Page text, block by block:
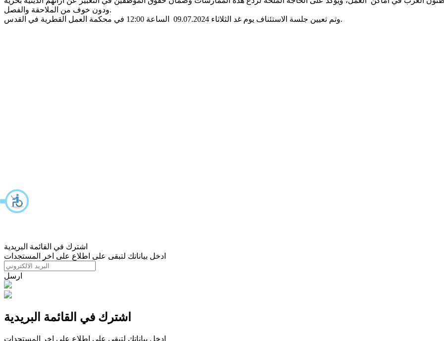
ودون خوف من الملاحقة والفصل.
وتم تعيين جلسة الاستئناف يوم غد الثلاثاء 09.07.2024 الساعة 12:00 في محكمة العمل القطرية في القدس.
اشترك في القائمة البريدية
ادخل بياناتك لتبقى على اطلاع على اخر المستجدات
ارسل
اشترك في القائمة البريدية
ادخل بياناتك لتبقى على اطلاع على اخر المستجدات